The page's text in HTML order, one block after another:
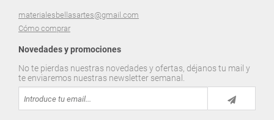
materialesbellasartes@gmail.com
Cómo comprar
Novedades y promociones
No te pierdas nuestras novedades y ofertas, déjanos tu mail y
te enviaremos nuestras newsletter semanal.